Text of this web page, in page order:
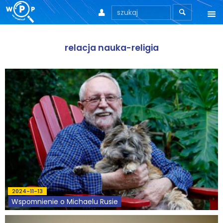

Motto
Aktualności
Teksty
Wprowadzenie
Artykuły
Krytyka teorii ID
Wywiady
 
relacja nauka-religia
2024-11-13
Wspomnienie o Michaelu Rusie